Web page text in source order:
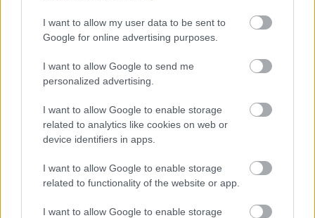
I want to allow my user data to be sent to
Google for online advertising purposes.
I want to allow Google to send me
personalized advertising.
I want to allow Google to enable storage
related to analytics like cookies on web or
device identifiers in apps.
I want to allow Google to enable storage
related to functionality of the website or app.
I want to allow Google to enable storage
1 napja
Az F1-es Német Nagydíj „mindenképpen megvalósul”
Domenicali szerint